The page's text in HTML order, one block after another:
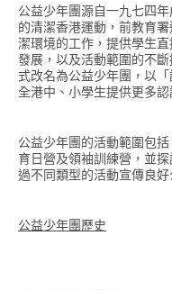
公益少年團源自一九七四
的清潔香港運動，前教育
潔環境的工作，提供學生
發展，以及活動範圍的不
式改名為公益少年團，以
全港中、小學生提供更多
公益少年團的活動範圍包
育日營及領袖訓練營，並
過不同類型的活動宣傳良
公益少年團歷史